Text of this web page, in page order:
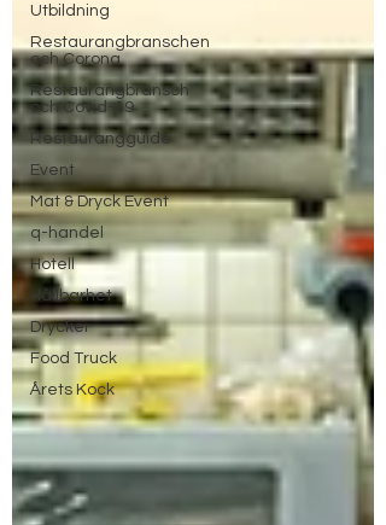
Utbildning
Restaurangbranschen
och Corona
Restaurangbransch
och Covid-19
Restaurangguide
Event
Mat & Dryck Event
q-handel
Hotell
Hållbarhet
Drycker
Food Truck
Årets Kock